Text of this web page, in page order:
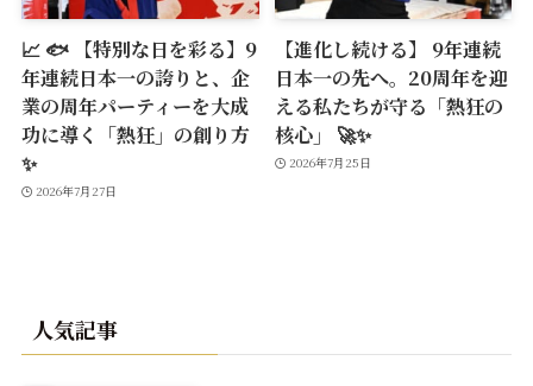
📈 🐟 【特別な日を彩る】9
年連続日本一の誇りと、企
業の周年パーティーを大成
功に導く「熱狂」の創り方
✨
2026年7月27日
【進化し続ける】 9年連続
日本一の先へ。20周年を迎
える私たちが守る「熱狂の
核心」 🚀✨
2026年7月25日
人気記事